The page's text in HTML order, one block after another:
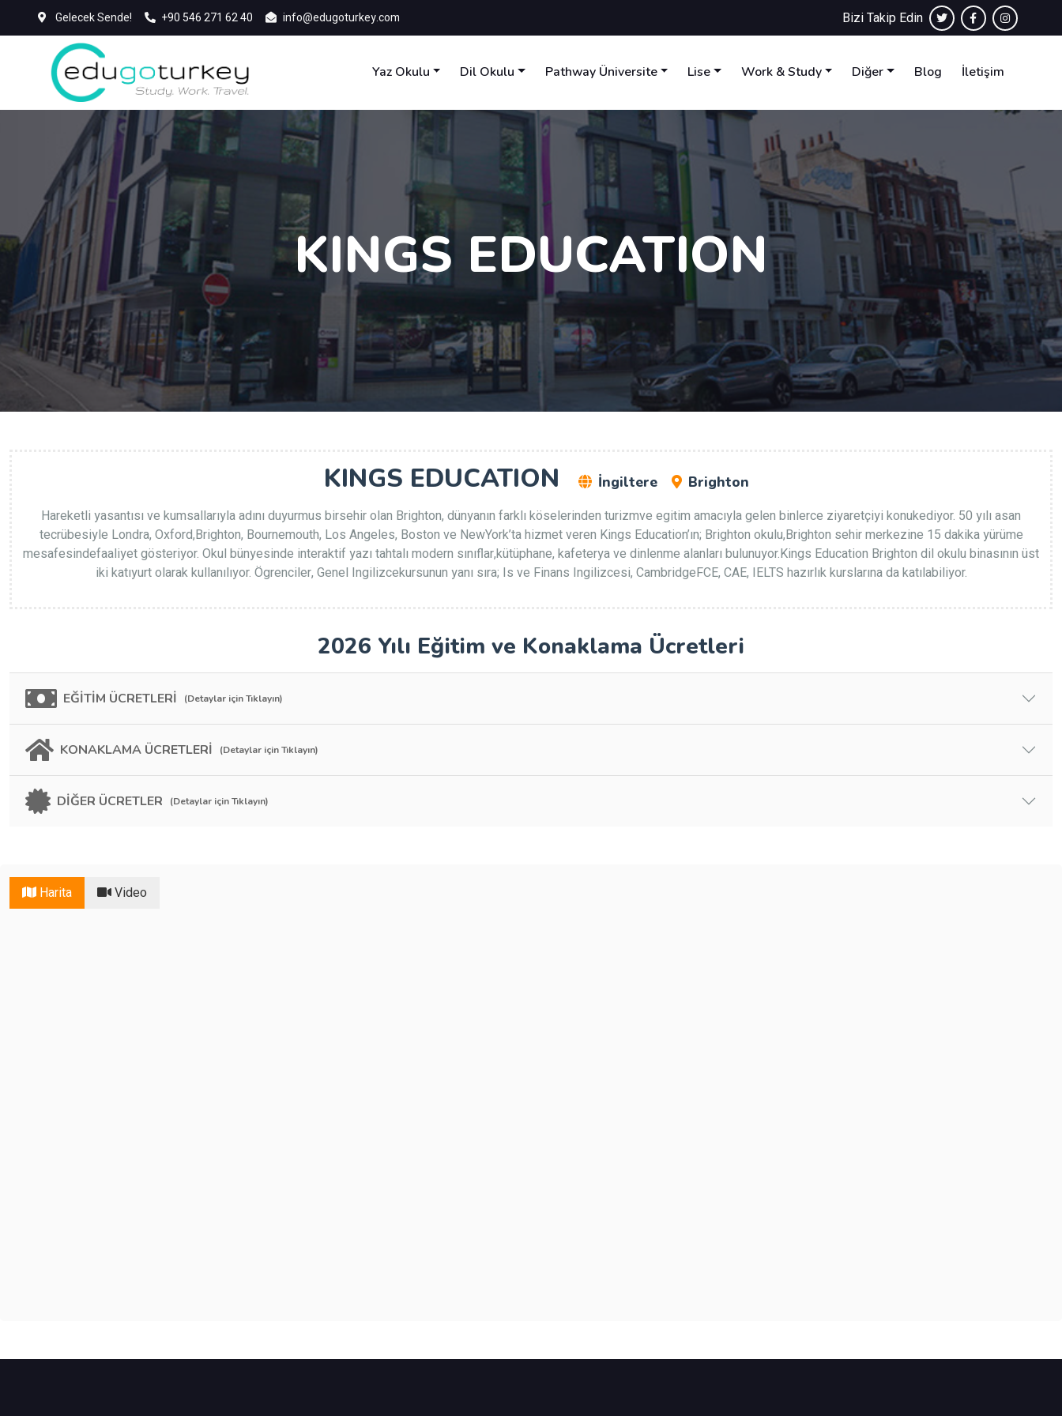
Gelecek Sende! +90 546 271 62 40 info@edugoturkey.com Bizi Takip Edin
Yaz Okulu Dil Okulu Pathway Üniversite Lise Work & Study Diğer Blog İletişim
KINGS EDUCATION
KINGS EDUCATION İngiltere
Brighton
Hareketli yasantısı ve kumsallarıyla adını duyurmus birsehir olan Brighton, dünyanın farklı köselerinden turizmve egitim amacıyla gelen binlerce ziyaretçiyi konukediyor. 50 yılı asan
tecrübesiyle Londra, Oxford,Brighton, Bournemouth, Los Angeles, Boston ve NewYork’ta hizmet veren Kings Education’ın; Brighton okulu,Brighton sehir merkezine 15 dakika yürüme
mesafesindefaaliyet gösteriyor. Okul bünyesinde interaktif yazı tahtalı modern sınıflar,kütüphane, kafeterya ve dinlenme alanları bulunuyor.Kings Education Brighton dil okulu binasının üst
iki katıyurt olarak kullanılıyor. Ögrenciler, Genel Ingilizcekursunun yanı sıra; Is ve Finans Ingilizcesi, CambridgeFCE, CAE, IELTS hazırlık kurslarına da katılabiliyor.
2026 Yılı Eğitim ve Konaklama Ücretleri
EĞİTİM ÜCRETLERİ (Detaylar için Tıklayın)
KONAKLAMA ÜCRETLERİ (Detaylar için Tıklayın)
DİĞER ÜCRETLER (Detaylar için Tıklayın)
Harita Video